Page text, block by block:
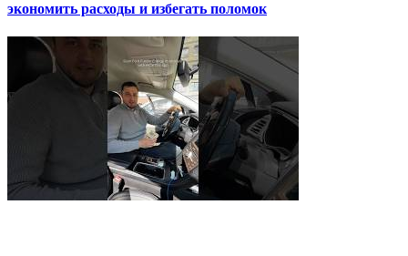
экономить расходы и избегать поломок